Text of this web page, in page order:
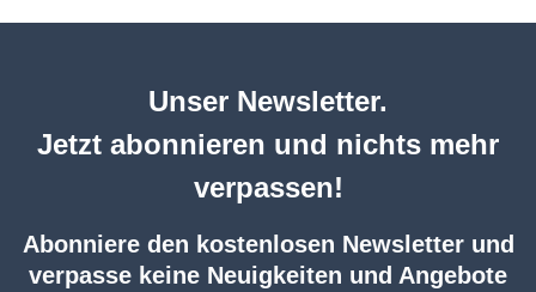
Unser Newsletter.
Jetzt abonnieren und nichts mehr
verpassen!
Abonniere den kostenlosen Newsletter und
verpasse keine Neuigkeiten und Angebote